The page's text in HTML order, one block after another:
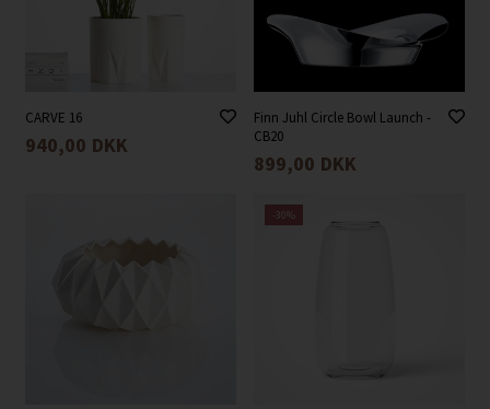
CARVE 16
940,00 DKK
Finn Juhl Circle Bowl Launch -
CB20
899,00 DKK
-30%